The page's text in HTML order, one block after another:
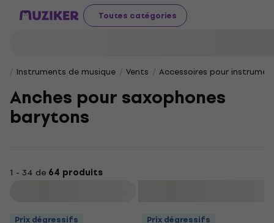
Toutes catégories
Instruments de musique Vents Accessoires pour
Anches pour saxophones
barytons
1 - 34 de 64 produits
Prix dégressifs Prix dégressifs